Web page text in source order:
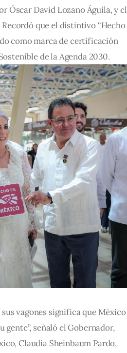
Óscar David Lozano Águila, y el
que el distintivo “Hecho
como marca de certificación
de la Agenda 2030.
vagones significa que México
señaló el Gobernador,
Claudia Sheinbaum Pardo,